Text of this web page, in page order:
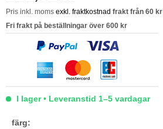
Pris inkl. moms exkl. fraktkostnad frakt från 60 kr
Fri frakt på beställningar över 600 kr
I lager • Leveranstid 1–5 vardagar
färg: